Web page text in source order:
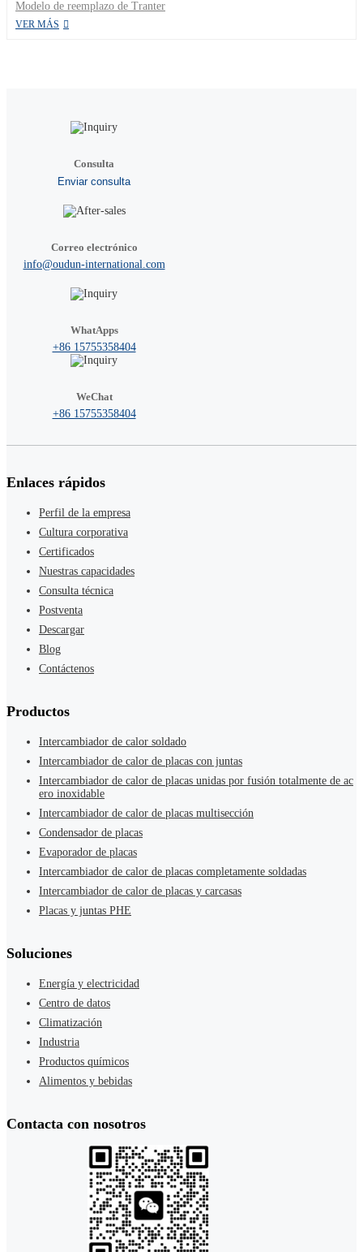
Modelo de reemplazo de Tranter
VER MÁS
Consulta
Enviar consulta
Correo electrónico
info@oudun-international.com
WhatApps
+86 15755358404
WeChat
+86 15755358404
Enlaces rápidos
Perfil de la empresa
Cultura corporativa
Certificados
Nuestras capacidades
Consulta técnica
Postventa
Descargar
Blog
Contáctenos
Productos
Intercambiador de calor soldado
Intercambiador de calor de placas con juntas
Intercambiador de calor de placas unidas por fusión totalmente de ac
ero inoxidable
Intercambiador de calor de placas multisección
Condensador de placas
Evaporador de placas
Intercambiador de calor de placas completamente soldadas
Intercambiador de calor de placas y carcasas
Placas y juntas PHE
Soluciones
Energía y electricidad
Centro de datos
Climatización
Industria
Productos químicos
Alimentos y bebidas
Contacta con nosotros